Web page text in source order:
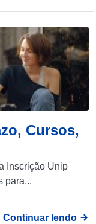
Cursos,
Inscrição Unip
para...
Continuar lendo